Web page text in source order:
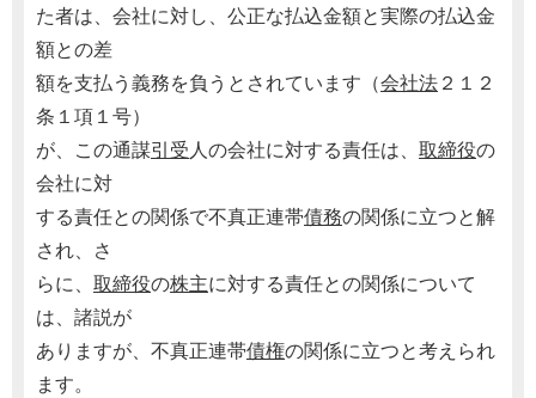
た者は、会社に対し、公正な払込金額と実際の払込金
額との差
額を支払う義務を負うとされています（会社法 ２１２
条１項１号）
が、この通謀引受人の会社に対する責任は、 取締役の
会社に対
する責任との関係で不真正連帯債務の関係に立つと解
され、さ
らに、 取締役の株主に対する責任との関係について
は、諸説が
ありますが、不真正連帯債権の関係に立つと考えられ
ます。